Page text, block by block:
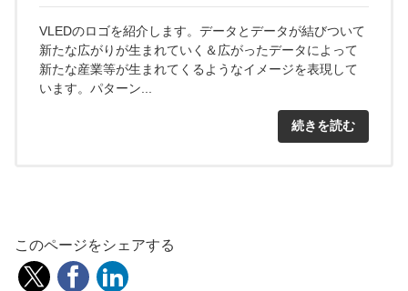
VLEDのロゴを紹介します。データとデータが結びついて
新たな広がりが生まれていく＆広がったデータによって
新たな産業等が生まれてくるようなイメージを表現して
います。パターン...
続きを読む
このページをシェアする